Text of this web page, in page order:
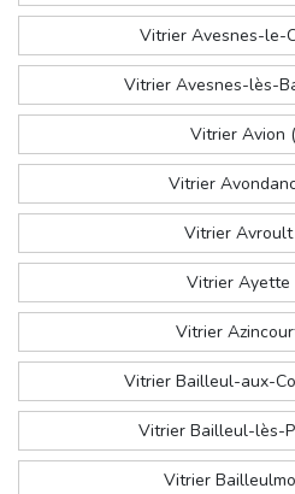
Vitrier Avesnes-le-
Vitrier Avesnes-lès-
Vitrier Avion
Vitrier
Vitrier Avroult
Vitrier Ayette
Vitrier
Vitrier Bailleul-aux-
Vitrier Bailleul-lès-
Vitrier